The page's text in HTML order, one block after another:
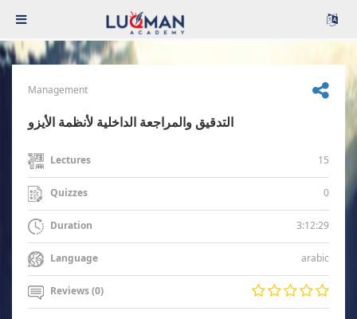
Management
التدقيق والمراجعة الداخلية لأنظمة الأيزو
Lectures 15
Quizzes 0
Duration 3:12:29
Language arabic
Reviews (0)